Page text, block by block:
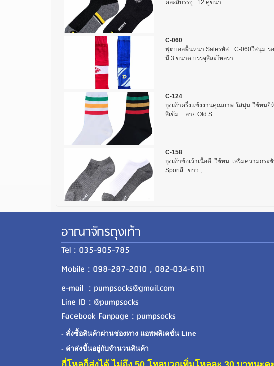
คละสีบรรจุ : 12 คู่ขนา...
C-060
ฟุตบอลพื้นหนา Saleรหัส : C-060ใส่นุ่ม ร
มี 3 ขนาด บรรจุสีละโหลรา...
C-124
ถุงเท้าครึ่งแข้งงานคุณภาพ ใส่นุ่ม ใช้ทนยี่
สีเข้ม + ลาย Old S...
C-158
ถุงเท้าข้อเว้าเนื้อดี ใช้ทน เสริมความกร
Sportสี : ขาว , ...
อาณาจักรถุงเท้า
Tel : 035-905-785
Mobile : 098-287-2010 , 082-034-6111
e-mail : pumpsocks@gmail.com
Line ID : @pumpsocks
Facebook Fanpage : pumpsocks
- สั่งซื้อสินค้าผ่านช่องทาง แอพพลิเคชั่น Line
- ค่าส่งขี้นอยู่กับจำนวนสินค้า